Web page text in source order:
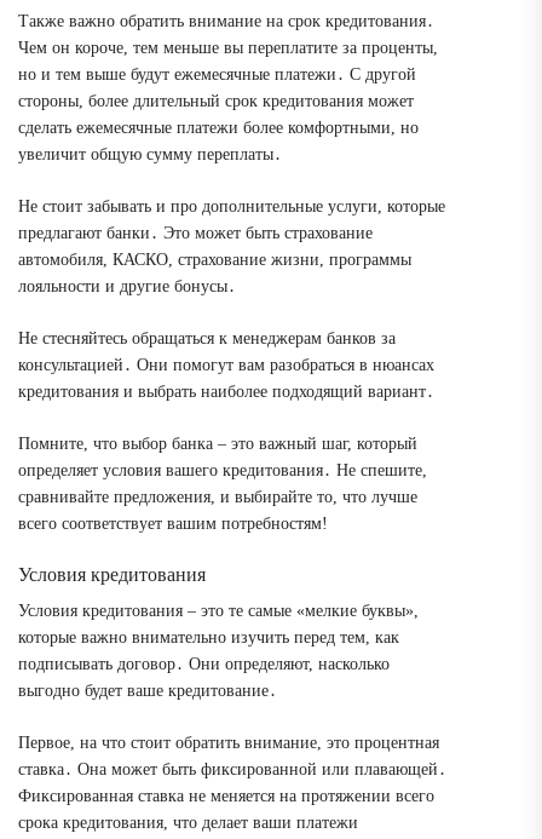
Также важно обратить внимание на срок кредитования․
Чем он короче, тем меньше вы переплатите за проценты,
но и тем выше будут ежемесячные платежи․ С другой
стороны, более длительный срок кредитования может
сделать ежемесячные платежи более комфортными, но
увеличит общую сумму переплаты․
Не стоит забывать и про дополнительные услуги, которые
предлагают банки․ Это может быть страхование
автомобиля, КАСКО, страхование жизни, программы
лояльности и другие бонусы․
Не стесняйтесь обращаться к менеджерам банков за
консультацией․ Они помогут вам разобраться в нюансах
кредитования и выбрать наиболее подходящий вариант․
Помните, что выбор банка – это важный шаг, который
определяет условия вашего кредитования․ Не спешите,
сравнивайте предложения, и выбирайте то, что лучше
всего соответствует вашим потребностям!
Условия кредитования
Условия кредитования – это те самые «мелкие буквы»,
которые важно внимательно изучить перед тем, как
подписывать договор․ Они определяют, насколько
выгодно будет ваше кредитование․
Первое, на что стоит обратить внимание, это процентная
ставка․ Она может быть фиксированной или плавающей․
Фиксированная ставка не меняется на протяжении всего
срока кредитования, что делает ваши платежи